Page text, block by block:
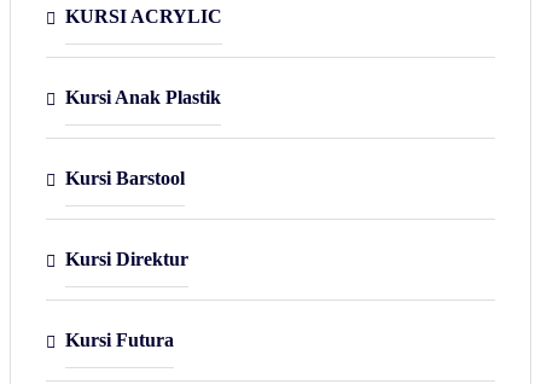
KURSI ACRYLIC
Kursi Anak Plastik
Kursi Barstool
Kursi Direktur
Kursi Futura